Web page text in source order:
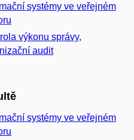
systémy ve veřejném
výkonu správy,
audit
systémy ve veřejném